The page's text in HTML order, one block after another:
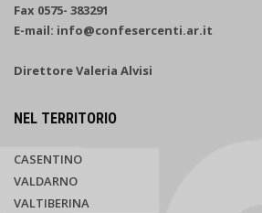
Fax 0575- 383291
E-mail: info@confesercenti.ar.it
Direttore Valeria Alvisi
NEL TERRITORIO
CASENTINO
VALDARNO
VALTIBERINA